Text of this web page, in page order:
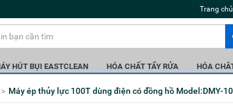
Trang chủ
MÁY HÚT BỤI EASTCLEAN HÓA CHẤT TẨY RỬA HÓA
Máy ép thủy lực 100T dùng điện có đồng hồ Model:DMY-